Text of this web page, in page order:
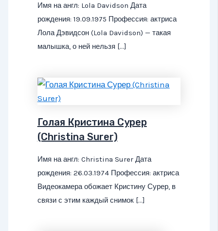
Имя на англ: Lola Davidson Дата
рождения: 19.09.1975 Профессия: актриса
Лола Дэвидсон (Lola Davidson) — такая
малышка, о ней нельзя […]
Голая Кристина Сурер
(Christina Surer)
Имя на англ: Christina Surer Дата
рождения: 26.03.1974 Профессия: актриса
Видеокамера обожает Кристину Сурер, в
связи с этим каждый снимок […]